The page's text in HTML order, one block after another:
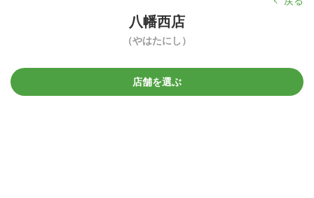
八幡西店
（やはたにし）
店舗を選ぶ